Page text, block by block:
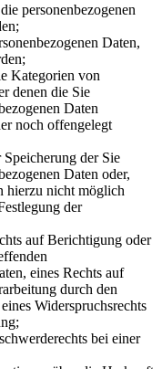
personenbezogenen
Daten,
Kategorien von
denen die Sie
Daten
noch offengelegt
der Sie
Daten oder,
hierzu nicht möglich
der
auf Berichtigung oder
eines Rechts auf
durch den
Widerspruchsrechts
bei einer